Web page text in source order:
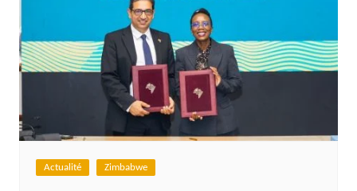
Actualité Zimbabwe